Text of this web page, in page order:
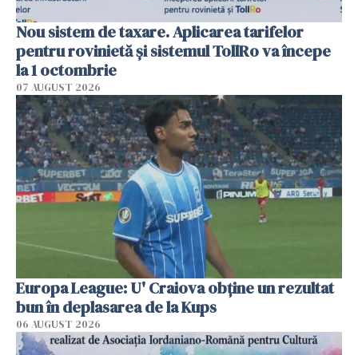
Nou sistem de taxare. Aplicarea tarifelor
pentru rovinietă şi sistemul TollRo va începe
la 1 octombrie
07 AUGUST 2026
Europa League: U' Craiova obține un rezultat
bun în deplasarea de la Kups
06 AUGUST 2026